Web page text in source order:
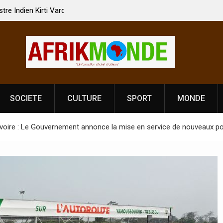
Singh à
de
Côte d’Ivoire, l’opérateur culturel Soldat
prononce
SOCIETE CULTURE SPORT MONDE
: Le Gouvernement annonce la mise en service de nouveaux